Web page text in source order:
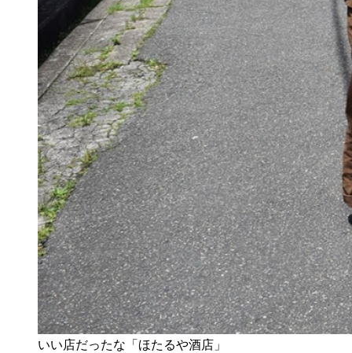
いい店だったな「ほたるや酒店」